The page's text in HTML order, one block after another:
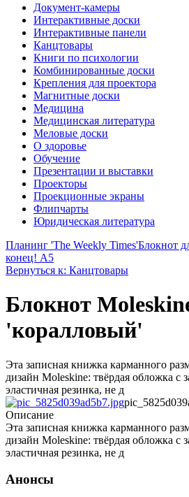
Документ-камеры
Интерактивные доски
Интерактивные панели
Канцтовары
Книги по психологии
Комбинированные доски
Крепления для проектора
Магнитные доски
Медицина
Медицинская литература
Меловые доски
О здоровье
Обучение
Презентации и выставки
Проекторы
Проекционные экраны
Флипчарты
Юридическая литература
Планинг 'The Weekly Times'Блокнот
конец! А5
Вернуться к: Канцтовары
Блокнот
'коралловый'
Эта записная книжка карманного
дизайн Moleskine: твёрдая обложка с
эластичная резинка, не д
Описание
Эта записная книжка карманного
дизайн Moleskine: твёрдая обложка с
эластичная резинка, не д
Анонсы